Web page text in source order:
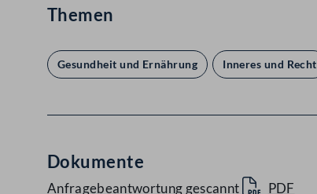
Themen
Gesundheit und Ernährung Inneres und Recht
Dokumente
Anfragebeantwortung gescannt
PDF